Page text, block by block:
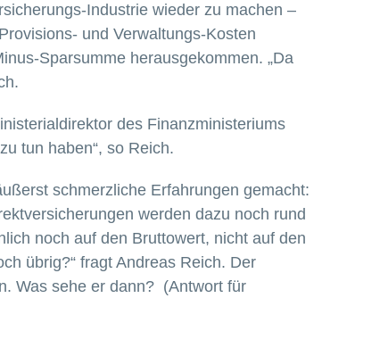
Industrie wieder zu machen –
und Verwaltungs-Kosten
Sparsumme herausgekommen. „Da
des Finanzministeriums
tun haben“, so Reich.
schmerzliche Erfahrungen gemacht:
werden dazu noch rund
noch auf den Bruttowert, nicht auf den
übrig?“ fragt Andreas Reich. Der
Was sehe er dann? (Antwort für